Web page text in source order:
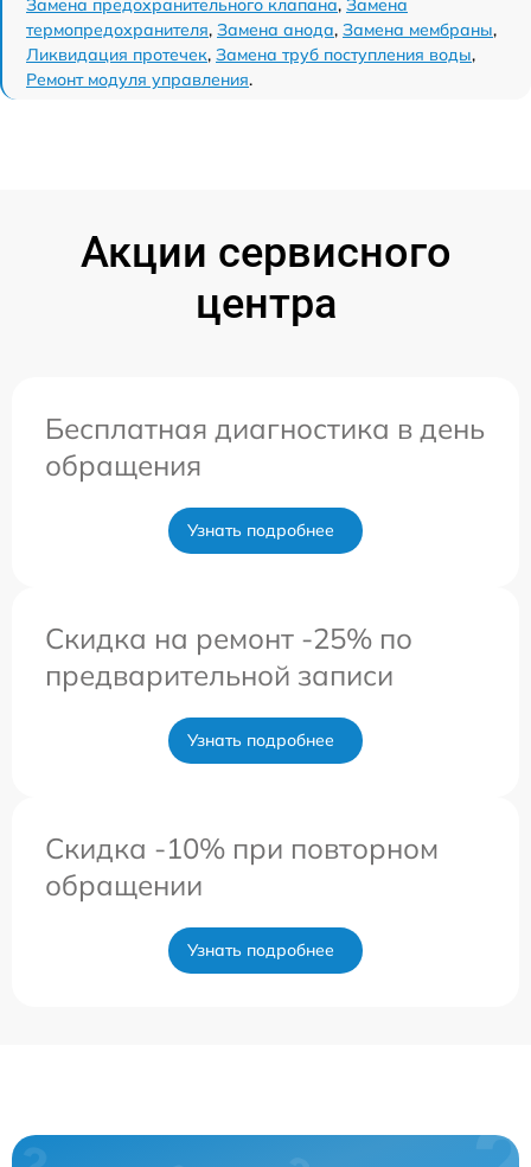
Замена предохранительного клапана, Замена
термопредохранителя, Замена анода, Замена мембраны,
Ликвидация протечек, Замена труб поступления воды,
Ремонт модуля управления.
Акции сервисного
центра
Бесплатная диагностика в день
обращения
Узнать подробнее
Скидка на ремонт -25% по
предварительной записи
Узнать подробнее
Скидка -10% при повторном
обращении
Узнать подробнее